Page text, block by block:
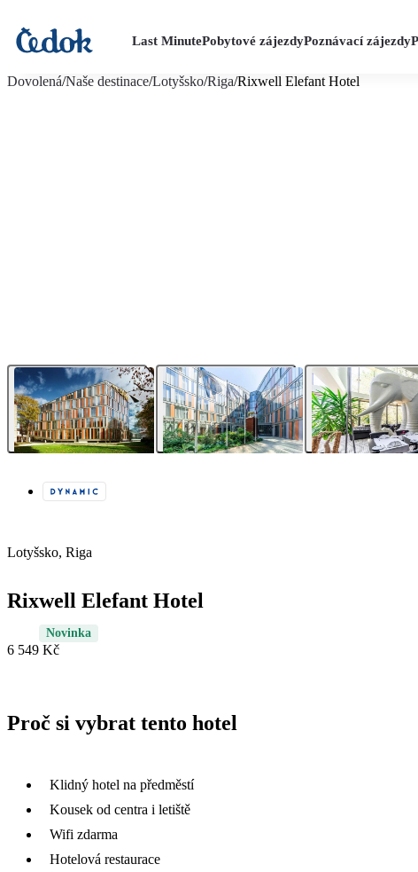
Last MinutePobytové zájezdyPoznávací zájezdy
Dovolená/Naše destinace/Lotyšsko/Riga/Rixwell Elefant Hotel
Lotyšsko, Riga
Rixwell Elefant Hotel
Novinka
6 549 Kč
Proč si vybrat tento hotel
Klidný hotel na předměstí
Kousek od centra i letiště
Wifi zdarma
Hotelová restaurace